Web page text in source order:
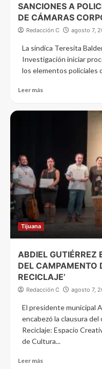
SANCIONES A
DE CÁMARAS
Redacción C agosto 7,
La síndica Teresita
Investigación iniciar
los elementos policiales
Leer más
Tijuana
ABDIEL GUTIÉRREZ
DEL CAMPAMENTO
RECICLAJE’
Redacción C agosto 7,
El presidente municipal
encabezó la clausura
Reciclaje: Espacio
de Cultura...
Leer más